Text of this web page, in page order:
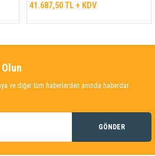
41.687,50 TL + KDV
ve diğer tüm haberlerden anında haberdar
GÖNDER